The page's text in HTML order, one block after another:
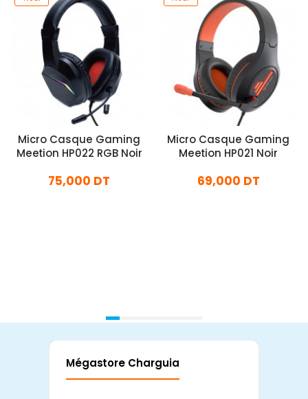
Micro Casque Gaming
Meetion HP022 RGB Noir
75,000 DT
Micro Casque Gaming
Meetion HP021 Noir
69,000 DT
Mégastore Charguia